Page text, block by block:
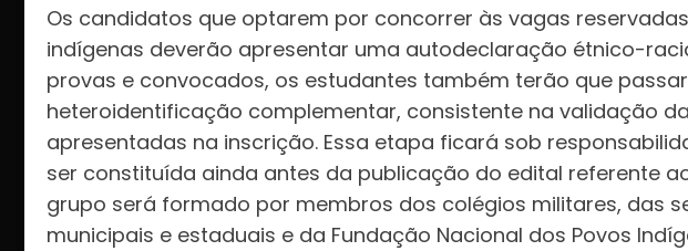
Os candidatos que optarem por concorrer às vagas
indígenas deverão apresentar uma autodeclaração étnico-
provas e convocados, os estudantes também terão que
heteroidentificação complementar, consistente na validação
apresentadas na inscrição. Essa etapa ficará sob
ser constituída ainda antes da publicação do edital referente
grupo será formado por membros dos colégios militares, das
municipais e estaduais e da Fundação Nacional dos Povos